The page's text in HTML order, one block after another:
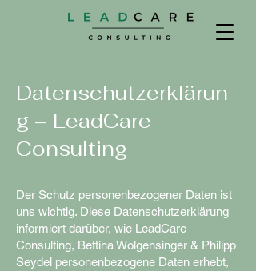
Datenschutzerklärun
g – LeadCare
Consulting
Der Schutz personenbezogener Daten ist
uns wichtig. Diese Datenschutzerklärung
informiert darüber, wie LeadCare
Consulting, Bettina Wolgensinger & Philipp
Seydel personenbezogene Daten erhebt,